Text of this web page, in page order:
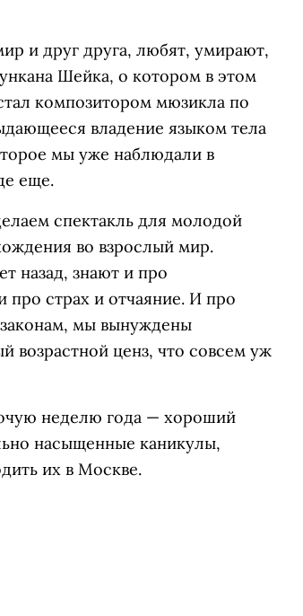
и друг друга, любят, умирают,
Шейка, о котором в этом
композитором мюзикла по
владение языком тела
мы уже наблюдали в
еще.
спектакль для молодой
во взрослый мир.
назад, знают и про
про страх и отчаяние. И про
мы вынуждены
возрастной ценз, что совсем уж
неделю года — хороший
насыщенные каникулы,
их в Москве.